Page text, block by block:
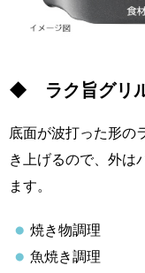
◆ ラク旨グリ
底面が波打った形の
き上げるので、外は
ます。
焼き物調理
魚焼き調理